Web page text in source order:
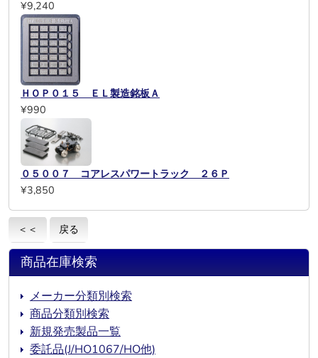
¥9,240
ＨＯＰ０１５ ＥＬ製造銘板Ａ
¥990
０５００７ コアレスパワートラック ２６Ｐ
¥3,850
＜＜ 戻る
商品在庫検索
メーカー分類別検索
商品分類別検索
新規発売製品一覧
委託品(J/HO1067/HO他)